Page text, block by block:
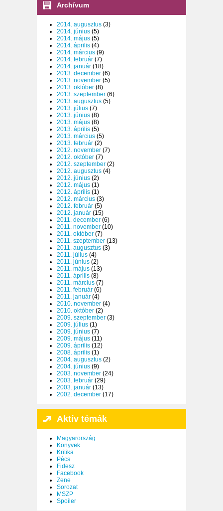
Archívum
2014. augusztus (3)
2014. június (5)
2014. május (5)
2014. április (4)
2014. március (9)
2014. február (7)
2014. január (18)
2013. december (6)
2013. november (5)
2013. október (8)
2013. szeptember (6)
2013. augusztus (5)
2013. július (7)
2013. június (8)
2013. május (8)
2013. április (5)
2013. március (5)
2013. február (2)
2012. november (7)
2012. október (7)
2012. szeptember (2)
2012. augusztus (4)
2012. június (2)
2012. május (1)
2012. április (1)
2012. március (3)
2012. február (5)
2012. január (15)
2011. december (6)
2011. november (10)
2011. október (7)
2011. szeptember (13)
2011. augusztus (3)
2011. július (4)
2011. június (2)
2011. május (13)
2011. április (8)
2011. március (7)
2011. február (6)
2011. január (4)
2010. november (4)
2010. október (2)
2009. szeptember (3)
2009. július (1)
2009. június (7)
2009. május (11)
2009. április (12)
2008. április (1)
2004. augusztus (2)
2004. június (9)
2003. november (24)
2003. február (29)
2003. január (13)
2002. december (17)
Aktív témák
Magyarország
Könyvek
Kritika
Pécs
Fidesz
Facebook
Zene
Sorozat
MSZP
Spoiler